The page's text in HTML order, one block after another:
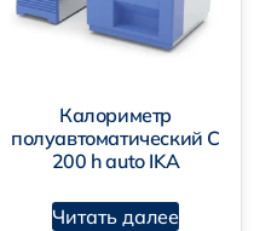
Калориметр
полуавтоматический C
200 h auto IKA
Читать далее